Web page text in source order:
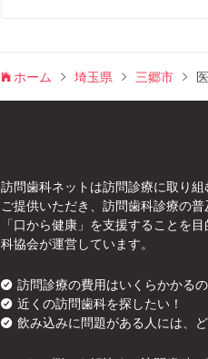
ホーム 埼玉県 三郷市
訪問歯科ネットは訪問診療に取り
ご提供いただき、訪問歯科診療の
「口から健康」を支援することを
科協会が運営しています。
訪問診療の費用はいくらかかるの
近くの訪問歯科を探したい！
飲み込みに問題がある人には、